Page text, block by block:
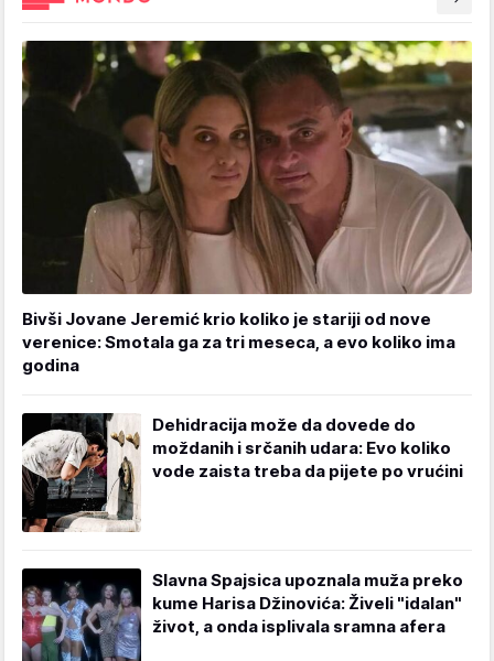
Bivši Jovane Jeremić krio koliko je stariji od nove
verenice: Smotala ga za tri meseca, a evo koliko ima
godina
Dehidracija može da dovede do
moždanih i srčanih udara: Evo koliko
vode zaista treba da pijete po vrućini
Slavna Spajsica upoznala muža preko
kume Harisa Džinovića: Živeli "idalan"
život, a onda isplivala sramna afera